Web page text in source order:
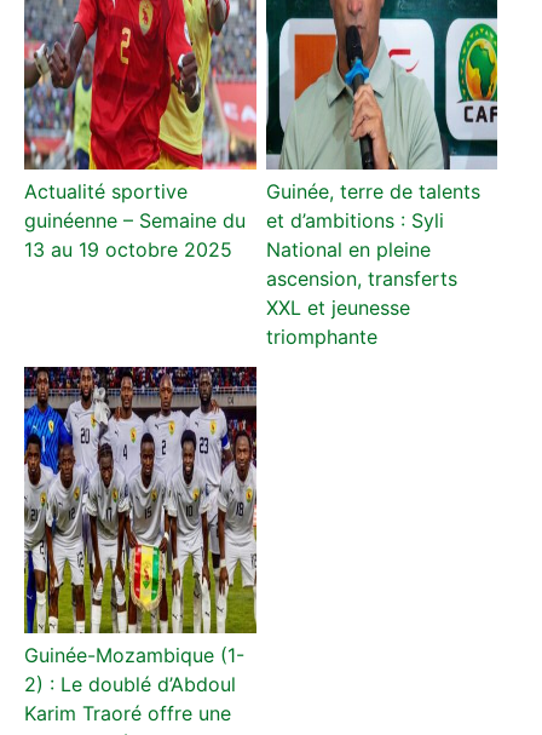
Actualité sportive
guinéenne – Semaine du
13 au 19 octobre 2025
Guinée, terre de talents
et d’ambitions : Syli
National en pleine
ascension, transferts
XXL et jeunesse
triomphante
Guinée-Mozambique (1-
2) : Le doublé d’Abdoul
Karim Traoré offre une